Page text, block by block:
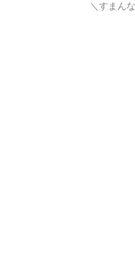
＼すまん